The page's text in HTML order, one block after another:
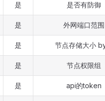
是 是否有防御
是 外网端口范围
是 节点存储大小
是 节点权限组
是 api的token